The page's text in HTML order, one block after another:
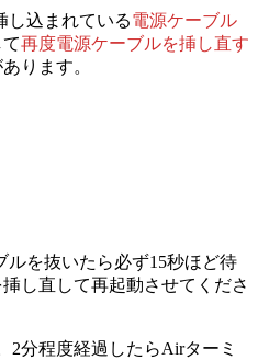
し込まれている電源ケーブル
て再度電源ケーブルを挿し直す
ります。
ルを抜いたら必ず15秒ほど待
し直して再起動させてくださ
2分程度経過したらAirターミ